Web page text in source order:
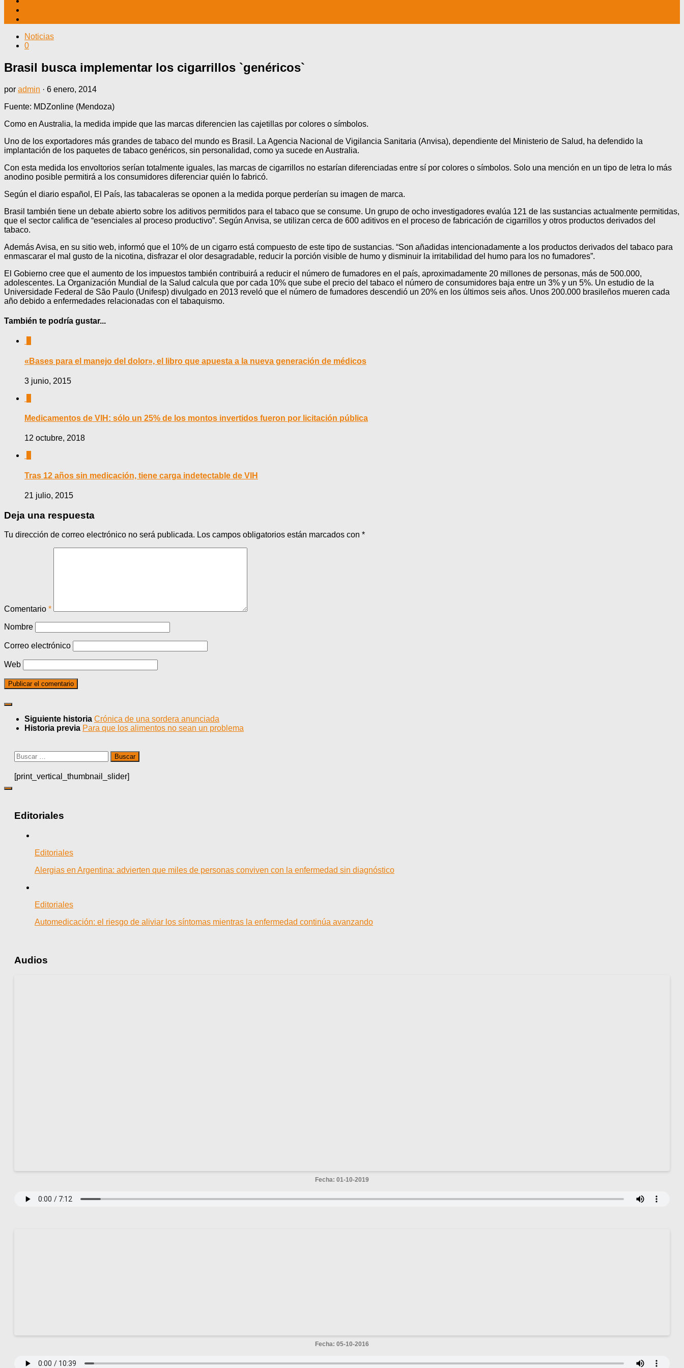
Noticias
0
Brasil busca implementar los cigarrillos `genéricos`
por admin · 6 enero, 2014
Fuente: MDZonline (Mendoza)
Como en Australia, la medida impide que las marcas diferencien las cajetillas por colores o símbolos.
Uno de los exportadores más grandes de tabaco del mundo es Brasil. La Agencia Nacional de Vigilancia Sanitaria (Anvisa), dependiente del Ministerio de Salud, ha defendido la
implantación de los paquetes de tabaco genéricos, sin personalidad, como ya sucede en Australia.
Con esta medida los envoltorios serían totalmente iguales, las marcas de cigarrillos no estarían diferenciadas entre sí por colores o símbolos. Solo una mención en un tipo de letra lo más
anodino posible permitirá a los consumidores diferenciar quién lo fabricó.
Según el diario español, El País, las tabacaleras se oponen a la medida porque perderían su imagen de marca.
Brasil también tiene un debate abierto sobre los aditivos permitidos para el tabaco que se consume. Un grupo de ocho investigadores evalúa 121 de las sustancias actualmente permitidas,
que el sector califica de “esenciales al proceso productivo”. Según Anvisa, se utilizan cerca de 600 aditivos en el proceso de fabricación de cigarrillos y otros productos derivados del
tabaco.
Además Avisa, en su sitio web, informó que el 10% de un cigarro está compuesto de este tipo de sustancias. “Son añadidas intencionadamente a los productos derivados del tabaco para
enmascarar el mal gusto de la nicotina, disfrazar el olor desagradable, reducir la porción visible de humo y disminuir la irritabilidad del humo para los no fumadores”.
El Gobierno cree que el aumento de los impuestos también contribuirá a reducir el número de fumadores en el país, aproximadamente 20 millones de personas, más de 500.000,
adolescentes. La Organización Mundial de la Salud calcula que por cada 10% que sube el precio del tabaco el número de consumidores baja entre un 3% y un 5%. Un estudio de la
Universidade Federal de São Paulo (Unifesp) divulgado en 2013 reveló que el número de fumadores descendió un 20% en los últimos seis años. Unos 200.000 brasileños mueren cada
año debido a enfermedades relacionadas con el tabaquismo.
También te podría gustar...
«Bases para el manejo del dolor», el libro que apuesta a la nueva generación de médicos
3 junio, 2015
Medicamentos de VIH: sólo un 25% de los montos invertidos fueron por licitación pública
12 octubre, 2018
Tras 12 años sin medicación, tiene carga indetectable de VIH
21 julio, 2015
Deja una respuesta
Tu dirección de correo electrónico no será publicada. Los campos obligatorios están marcados con *
Comentario *
Nombre
Correo electrónico
Web
Siguiente historia Crónica de una sordera anunciada
Historia previa Para que los alimentos no sean un problema
Buscar:
[print_vertical_thumbnail_slider]
Editoriales
Editoriales
Alergias en Argentina: advierten que miles de personas conviven con la enfermedad sin diagnóstico
Editoriales
Automedicación: el riesgo de aliviar los síntomas mientras la enfermedad continúa avanzando
Audios
Fecha: 01-10-2019
Fecha: 05-10-2016